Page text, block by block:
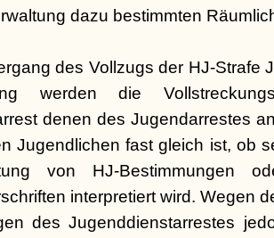
dazu bestimmten
des Vollzugs der HJ-Strafe
werden die
denen des Jugendarrestes
Jugendlichen fast gleich ist, ob
von HJ-Bestimmungen
interpretiert wird. Wegen
des Jugenddienstarrestes